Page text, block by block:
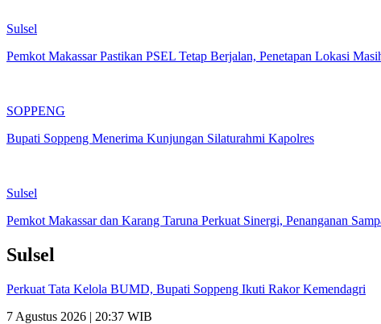
Sulsel
Pemkot Makassar Pastikan PSEL Tetap Berjalan, Penetapan Lokasi
SOPPENG
Bupati Soppeng Menerima Kunjungan Silaturahmi Kapolres
Sulsel
Pemkot Makassar dan Karang Taruna Perkuat Sinergi, Penanganan
Sulsel
Perkuat Tata Kelola BUMD, Bupati Soppeng Ikuti Rakor Kemendagri
7 Agustus 2026 | 20:37 WIB